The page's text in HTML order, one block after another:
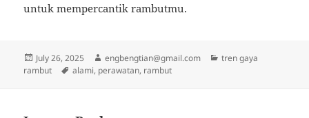
untuk mempercantik rambutmu.
Posted
on
July 26, 2025 Author
engbengtian@gmail.com Categories
tren gaya
rambut
Tags
alami, perawatan, rambut